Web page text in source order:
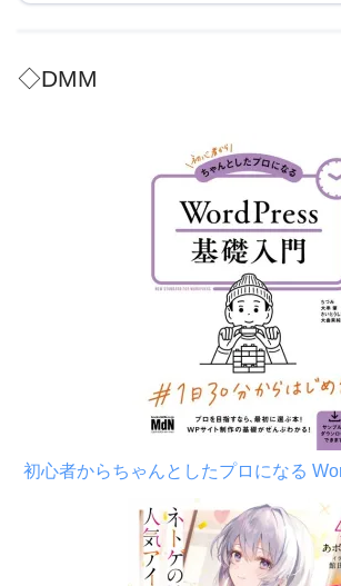
◇DMM
初心者からちゃんとしたプロになる